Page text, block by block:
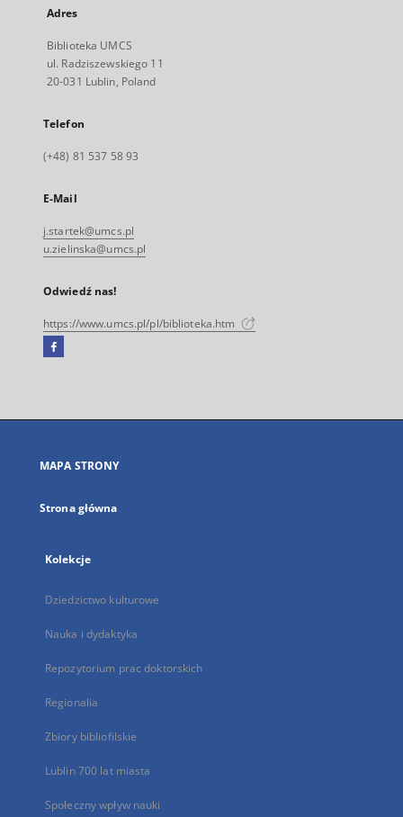
Adres
Biblioteka UMCS
ul. Radziszewskiego 11
20-031 Lublin, Poland
Telefon
(+48) 81 537 58 93
E-Mail
j.startek@umcs.pl
u.zielinska@umcs.pl
Odwiedź nas!
https://www.umcs.pl/pl/biblioteka.htm
Facebook
się
karcie
MAPA STRONY
Strona główna
Kolekcje
Dziedzictwo kulturowe
Nauka i dydaktyka
Repozytorium prac doktorskich
Regionalia
Zbiory bibliofilskie
Lublin 700 lat miasta
Społeczny wpływ nauki